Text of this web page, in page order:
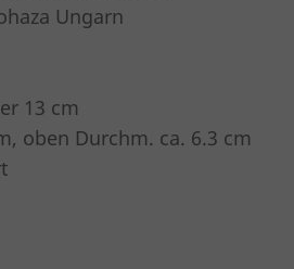
Ungarn
13 cm
oben Durchm. ca. 6.3 cm